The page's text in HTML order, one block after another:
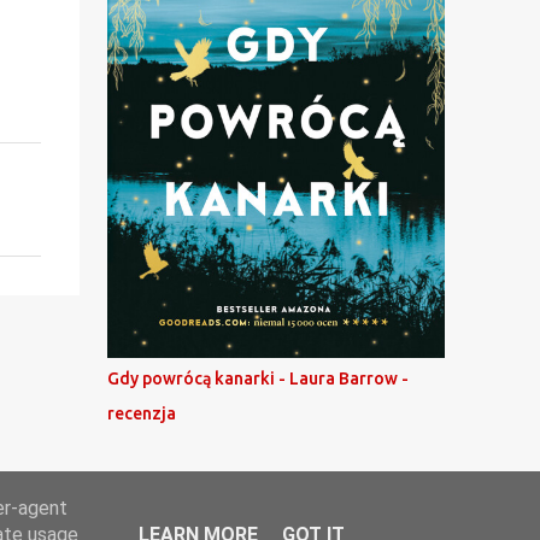
Gdy powrócą kanarki - Laura Barrow -
recenzja
agent
usage
LEARN MORE GOT IT